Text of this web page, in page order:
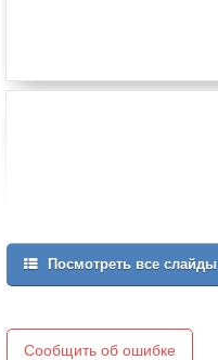
Посмотреть все слайды
Сообщить об ошибке